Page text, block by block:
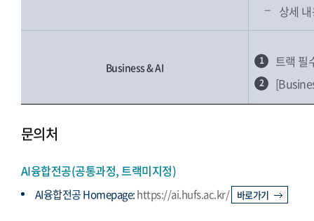
상세
Business & AI 1 트랙 필
2
문의처
AI융합전공(공통과정, 트랙미지정)
AI융합전공 Homepage:https://ai.hufs.ac.kr/ 바로가기